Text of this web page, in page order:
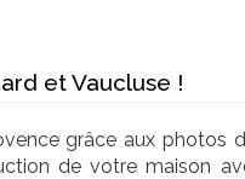
et Vaucluse !
grâce aux photos
de votre maison